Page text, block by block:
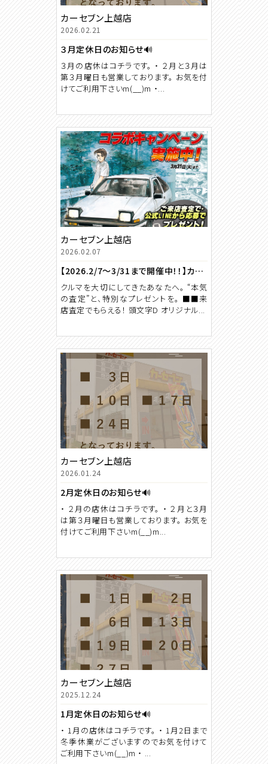
カーセブン上越店
2026.02.21
３月定休日のお知らせ🔊
３月の店休はコチラです。 ・ ２月と３月は
第３月曜日も営業しております。 お気を付
けてご利用下さいm(__)m ・...
カーセブン上越店
2026.02.07
【2026.2/7～3/31まで開催中！！】カーセブン×頭文字D “クルマを大切にしてきた人”のための、特別なコラボキャンペーン。【2026.2/7～3/31まで開催中！！】
クルマを大切にしてきたあなたへ。 “本気
の査定”と、特別なプレゼントを。 ■■来
店査定でもらえる！ 頭文字D オリジナル...
カーセブン上越店
2026.01.24
2月定休日のお知らせ🔊
・ ２月の店休はコチラです。 ・ ２月と３月
は第３月曜日も営業しております。 お気を
付けてご利用下さいm(__)m...
カーセブン上越店
2025.12.24
1月定休日のお知らせ🔊
・ 1月の店休はコチラです。 ・ 1月2日まで
冬季休業がございますのでお気を付けて
ご利用下さいm(__)m ・ ...